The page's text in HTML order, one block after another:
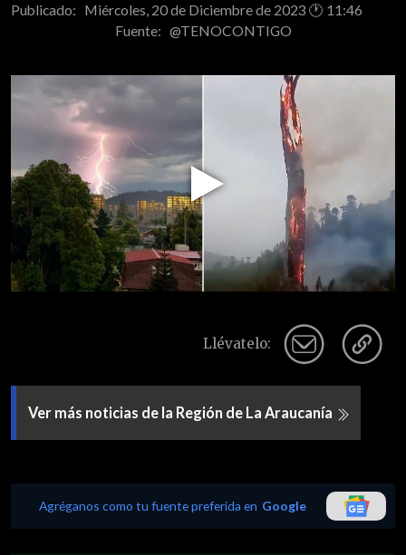
Publicado: Miércoles, 20 de Diciembre de 2023 🕐 11:46
Fuente: @TENOCONTIGO
Play
Video
Llévatelo:
Ver más noticias de la Región de La Araucanía
Agréganos como tu fuente preferida en Google